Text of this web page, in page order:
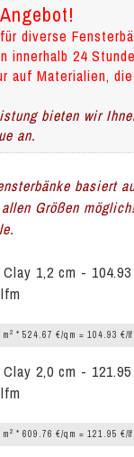
diverse
innerhalb 24
auf Materialien,
bieten wir
an.
basiert
Größen
1,2 cm - 104.93
2 * 524.67 €/qm = 104.93 €/
2,0 cm - 121.95
2 * 609.76 €/qm = 121.95 €/